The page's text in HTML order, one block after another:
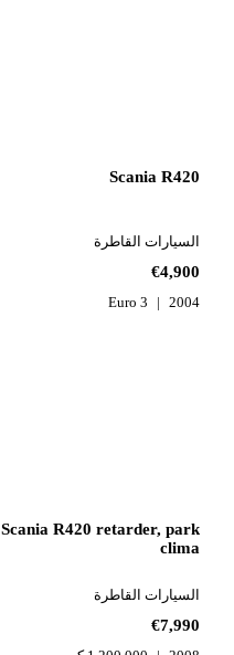
Scania R420
€4,900
السيارات القاطرة
2004
Euro 3
Scania R420 retarder, park
clima
€7,990
السيارات القاطرة